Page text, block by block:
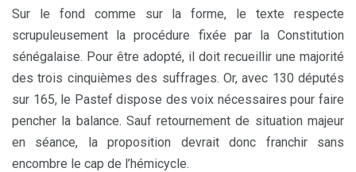
Sur le fond comme sur la forme, le texte respecte
scrupuleusement la procédure fixée par la Constitution
sénégalaise. Pour être adopté, il doit recueillir une majorité
des trois cinquièmes des suffrages. Or, avec 130 députés
sur 165, le Pastef dispose des voix nécessaires pour faire
pencher la balance. Sauf retournement de situation majeur
en séance, la proposition devrait donc franchir sans
encombre le cap de l’hémicycle.